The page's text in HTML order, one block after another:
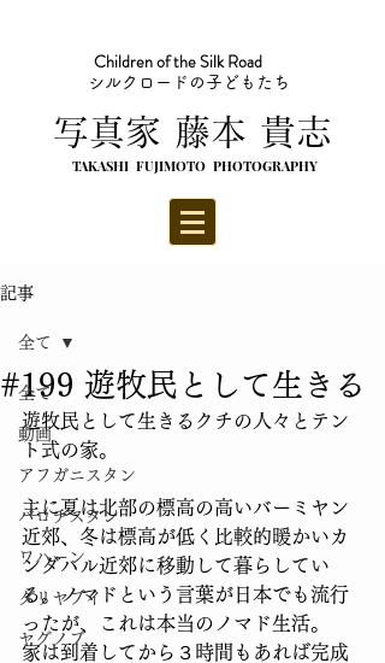
​写真家 藤本 貴志
TAKASHI FUJIMOTO PHOTOGRAPHY
Children of the Silk Road
シルクロードの子どもたち
記事
全て
動画
アフガニスタン
バロチスタン
ワハーン
ダリヤブイ
ヤグノブ
全て
#199 遊牧民として生きる
遊牧民として生きるクチの人々とテン
ト式の家。
主に夏は北部の標高の高いバーミヤン
近郊、冬は標高が低く比較的暖かいカ
ンダハル近郊に移動して暮らしてい
る。ノマドという言葉が日本でも流行
ったが、これは本当のノマド生活。
家は到着してから３時間もあれば完成